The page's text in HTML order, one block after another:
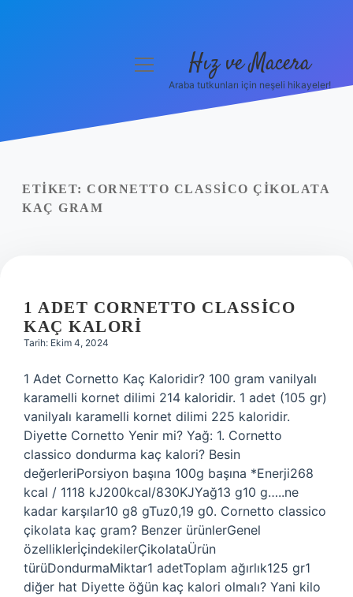
Yasal Uyarı
menüyü
Hız ve Macera
Araba tutkunları için neşeli hikayeler!
ETIKET: CORNETTO CLASSICO ÇIKOLATA
KAÇ GRAM
1 ADET CORNETTO CLASSICO
KAÇ KALORI
Tarih: Ekim 4, 2024
1 Adet Cornetto Kaç Kaloridir? 100 gram vanilyalı
karamelli kornet dilimi 214 kaloridir. 1 adet (105 gr)
vanilyalı karamelli kornet dilimi 225 kaloridir.
Diyette Cornetto Yenir mi? Yağ: 1. Cornetto
classico dondurma kaç kalori? Besin
değerleriPorsiyon başına 100g başına *Enerji268
kcal / 1118 kJ200kcal/830KJYağ13 g10 g…..ne
kadar karşılar10 g8 gTuz0,19 g0. Cornetto classico
çikolata kaç gram? Benzer ürünlerGenel
özelliklerİçindekilerÇikolataÜrün
türüDondurmaMiktar1 adetToplam ağırlık125 gr1
diğer hat Diyette öğün kaç kalori olmalı? Yani kilo